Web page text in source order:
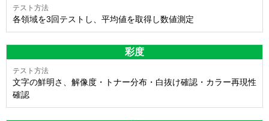
各領域を3回テストし、平均値を取得し数値測定
彩度
文字の鮮明さ、解像度・トナー分布・白抜け確認・カラー再現性
確認